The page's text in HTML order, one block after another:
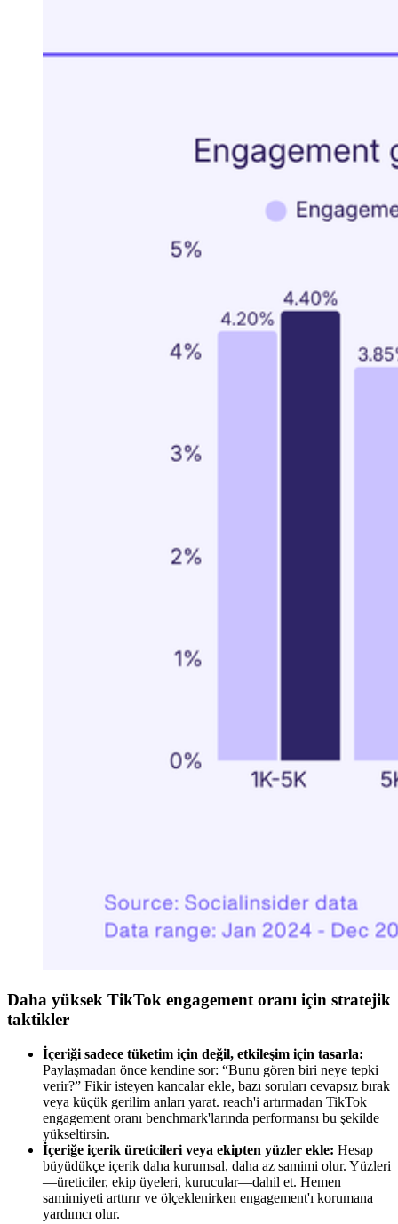
Daha yüksek TikTok engagement oranı için stratejik
taktikler
İçeriği sadece tüketim için değil, etkileşim için tasarla:
Paylaşmadan önce kendine sor: “Bunu gören biri neye tepki
verir?” Fikir isteyen kancalar ekle, bazı soruları cevapsız bırak
veya küçük gerilim anları yarat. reach'i artırmadan TikTok
engagement oranı benchmark'larında performansı bu şekilde
yükseltirsin.
İçeriğe içerik üreticileri veya ekipten yüzler ekle: Hesap
büyüdükçe içerik daha kurumsal, daha az samimi olur. Yüzleri
—üreticiler, ekip üyeleri, kurucular—dahil et. Hemen
samimiyeti arttırır ve ölçeklenirken engagement'ı korumana
yardımcı olur.